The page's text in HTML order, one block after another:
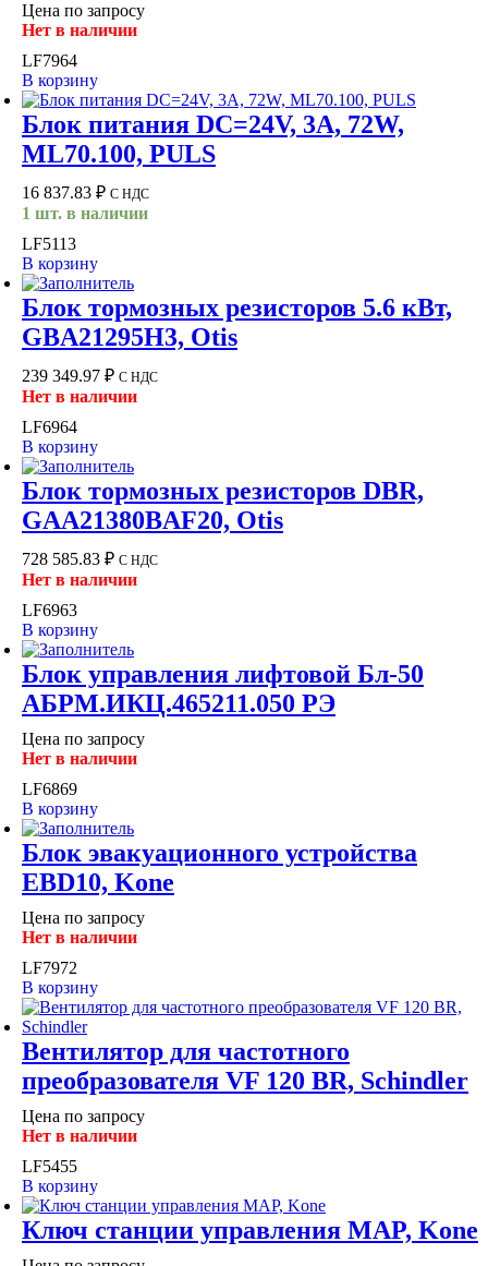
Цена по запросу
Нет в наличии
LF7964
В корзину
Блок питания DC=24V, 3A, 72W,
ML70.100, PULS
16 837.83 ₽ С НДС
1 шт. в наличии
LF5113
В корзину
Блок тормозных резисторов 5.6 кВт,
GBA21295H3, Otis
239 349.97 ₽ С НДС
Нет в наличии
LF6964
В корзину
Блок тормозных резисторов DBR,
GAA21380BAF20, Otis
728 585.83 ₽ С НДС
Нет в наличии
LF6963
В корзину
Блок управления лифтовой Бл-50
АБРМ.ИКЦ.465211.050 РЭ
Цена по запросу
Нет в наличии
LF6869
В корзину
Блок эвакуационного устройства
EBD10, Kone
Цена по запросу
Нет в наличии
LF7972
В корзину
Вентилятор для частотного
преобразователя VF 120 BR, Schindler
Цена по запросу
Нет в наличии
LF5455
В корзину
Ключ станции управления MAP, Kone